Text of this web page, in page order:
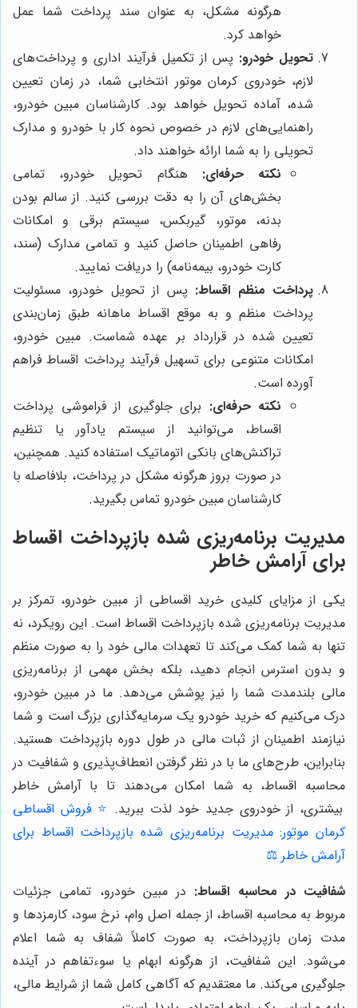
هرگونه مشکل، به عنوان سند پرداخت شما عمل
خواهد کرد.
تحویل خودرو: پس از تکمیل فرآیند اداری و پرداخت‌های
لازم، خودروی کرمان موتور انتخابی شما، در زمان تعیین
شده، آماده تحویل خواهد بود. کارشناسان مبین خودرو،
راهنمایی‌های لازم در خصوص نحوه کار با خودرو و مدارک
تحویلی را به شما ارائه خواهند داد.
نکته حرفه‌ای: هنگام تحویل خودرو، تمامی
بخش‌های آن را به دقت بررسی کنید. از سالم بودن
بدنه، موتور، گیربکس، سیستم برقی و امکانات
رفاهی اطمینان حاصل کنید و تمامی مدارک (سند،
کارت خودرو، بیمه‌نامه) را دریافت نمایید.
پرداخت منظم اقساط: پس از تحویل خودرو، مسئولیت
پرداخت منظم و به موقع اقساط ماهانه طبق زمان‌بندی
تعیین شده در قرارداد بر عهده شماست. مبین خودرو،
امکانات متنوعی برای تسهیل فرآیند پرداخت اقساط فراهم
آورده است.
نکته حرفه‌ای: برای جلوگیری از فراموشی پرداخت
اقساط، می‌توانید از سیستم یادآور یا تنظیم
تراکنش‌های بانکی اتوماتیک استفاده کنید. همچنین،
در صورت بروز هرگونه مشکل در پرداخت، بلافاصله با
کارشناسان مبین خودرو تماس بگیرید.
مدیریت برنامه‌ریزی شده بازپرداخت اقساط
برای آرامش خاطر
یکی از مزایای کلیدی خرید اقساطی از مبین خودرو، تمرکز بر
مدیریت برنامه‌ریزی شده بازپرداخت اقساط است. این رویکرد، نه
تنها به شما کمک می‌کند تا تعهدات مالی خود را به صورت منظم
و بدون استرس انجام دهید، بلکه بخش مهمی از برنامه‌ریزی
مالی بلندمدت شما را نیز پوشش می‌دهد. ما در مبین خودرو،
درک می‌کنیم که خرید خودرو یک سرمایه‌گذاری بزرگ است و شما
نیازمند اطمینان از ثبات مالی در طول دوره بازپرداخت هستید.
بنابراین، طرح‌های ما با در نظر گرفتن انعطاف‌پذیری و شفافیت در
محاسبه اقساط، به شما امکان می‌دهند تا با آرامش خاطر
بیشتری، از خودروی جدید خود لذت ببرید. ⭐️ فروش اقساطی
کرمان موتور: مدیریت برنامه‌ریزی شده بازپرداخت اقساط برای
آرامش خاطر ⚖️
شفافیت در محاسبه اقساط: در مبین خودرو، تمامی جزئیات
مربوط به محاسبه اقساط، از جمله اصل وام، نرخ سود، کارمزدها و
مدت زمان بازپرداخت، به صورت کاملاً شفاف به شما اعلام
می‌شود. این شفافیت، از هرگونه ابهام یا سوءتفاهم در آینده
جلوگیری می‌کند. ما معتقدیم که آگاهی کامل شما از شرایط مالی،